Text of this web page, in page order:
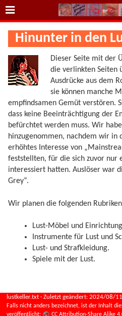
Hinunter in den
Dieser Seite mit der
die verlinkten Seiten
Ausdrücke aus dem
sie können manche
empfindsamen Gemüt verstören.
dass keine Beeinträchtigung der
befürchtet werden muss. Wir
hinzugenommen, nachdem wir in
erhöhtes Interesse von
feststellten, für die sich zuvor nur
interessiert hatten. Auslöser war
Grey“.
Wir planen die folgenden
Lust-Möbel und
Instrumente für Lust und
Lust- und Strafkleidung.
Spiele mit der Lust.
lustkeller.txt · Zuletzt geändert: 2024/08/
Falls nicht anders bezeichnet, ist der Inhalt
veröffentlicht:
CC Attribution-Share Alike